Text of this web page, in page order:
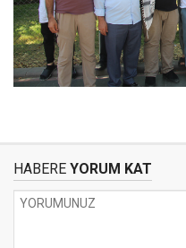
HABERE YORUM KAT